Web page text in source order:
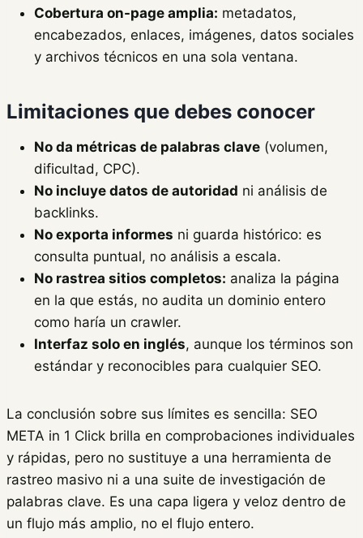
Cobertura on-page amplia: metadatos,
encabezados, enlaces, imágenes, datos sociales
y archivos técnicos en una sola ventana.
Limitaciones que debes conocer
No da métricas de palabras clave (volumen,
dificultad, CPC).
No incluye datos de autoridad ni análisis de
backlinks.
No exporta informes ni guarda histórico: es
consulta puntual, no análisis a escala.
No rastrea sitios completos: analiza la página
en la que estás, no audita un dominio entero
como haría un crawler.
Interfaz solo en inglés, aunque los términos son
estándar y reconocibles para cualquier SEO.
La conclusión sobre sus límites es sencilla: SEO
META in 1 Click brilla en comprobaciones individuales
y rápidas, pero no sustituye a una herramienta de
rastreo masivo ni a una suite de investigación de
palabras clave. Es una capa ligera y veloz dentro de
un flujo más amplio, no el flujo entero.